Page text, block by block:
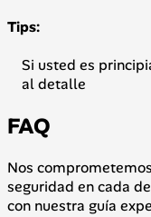
Tips:
Si usted es
al detalle
FAQ
Nos
seguridad en cada
con nuestra guía